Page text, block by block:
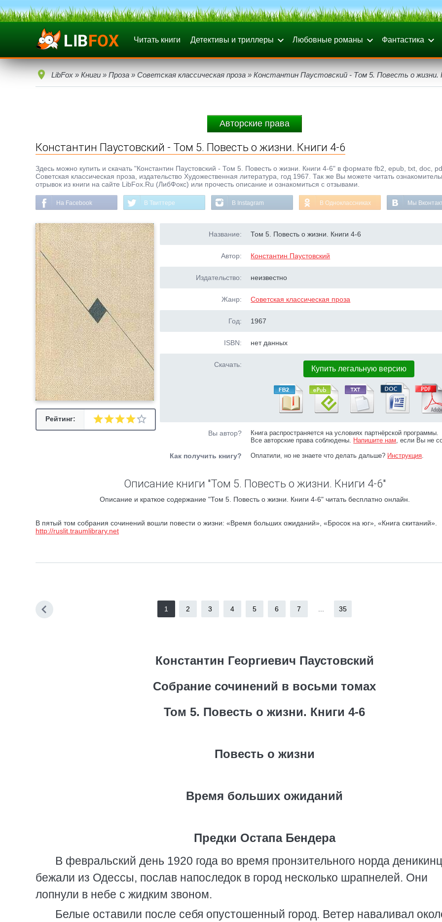
Читать книги Детективы и триллеры Любовные романы Фантастика
LibFox » Книги » Проза » Советская классическая проза » Константин Паустовский - Том 5. Повесть о жизни.
Авторские права
Константин Паустовский - Том 5. Повесть о жизни. Книги 4-6
Здесь можно купить и скачать "Константин Паустовский - Том 5. Повесть о жизни. Книги 4-6" в формате fb2, epub, txt, doc,
Советская классическая проза, издательство Художественная литература, год 1967. Так же Вы можете читать
отрывок из книги на сайте LibFox.Ru (ЛибФокс) или прочесть описание и ознакомиться с отзывами.
На Facebook В Твиттере В Instagram В Одноклассниках Мы
Рейтинг:
Название: Том 5. Повесть о жизни. Книги 4-6
Автор: Константин Паустовский
Издательство: неизвестно
Жанр: Советская классическая проза
Год: 1967
ISBN: нет данных
Скачать: Купить легальную версию
Вы автор?
Книга распространяется на условиях партнёрской программы.
Все авторские права соблюдены. Напишите нам, если Вы не
Как получить книгу? Оплатили, но не знаете что делать дальше? Инструкция.
Описание книги "Том 5. Повесть о жизни. Книги 4-6"
Описание и краткое содержание "Том 5. Повесть о жизни. Книги 4-6" читать бесплатно онлайн.
В пятый том собрания сочинений вошли повести о жизни: «Время больших ожиданий», «Бросок на юг», «Книга скитаний».
http://ruslit.traumlibrary.net
1 2 3 4 5 6 7 35
Константин Георгиевич Паустовский
Собрание сочинений в восьми томах
Том 5. Повесть о жизни. Книги 4-6
Повесть о жизни
Время больших ожиданий
Предки Остапа Бендера
В февральский день 1920 года во время пронзительного норда
бежали из Одессы, послав напоследок в город несколько шрапнелей. Они
лопнули в небе с жидким звоном.
Белые оставили после себя опустошенный город. Ветер наваливал